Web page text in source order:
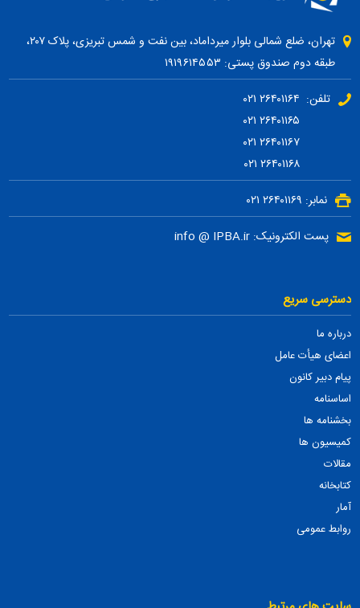
تهران، ضلع شمالی بلوار میرداماد، بین نفت و شمس تبریزی، پلاک ۲۰۷،
طبقه دوم صندوق پستی: ۱۹۱۹۶۱۴۵۵۳
تلفن: ۲۶۴۰۱۱۶۴ ۰۲۱
۲۶۴۰۱۱۶۷ ۰۲۱
۲۶۴۰۱۱۶۸ ۰۲۱
نمابر: ۲۶۴۰۱۱۶۹ ۰۲۱
پست الکترونیک: info @ IPBA.ir
دسترسی سریع
درباره ما
اعضای هیأت عامل
پیام دبیر کانون
اساسنامه
بخشنامه ها
کمیسیون ها
مقالات
کتابخانه
آمار
روابط عمومی